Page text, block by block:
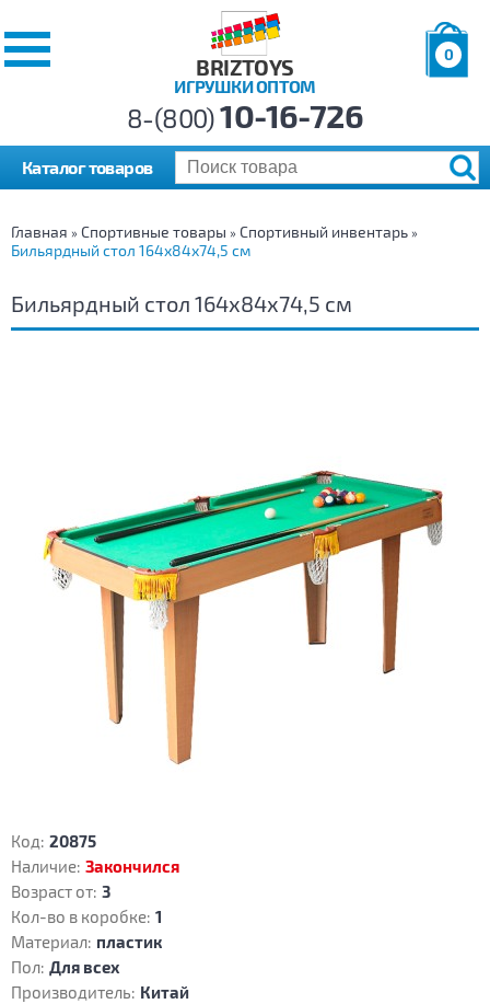
BRIZTOYS
ИГРУШКИ ОПТОМ
0
р.
8-(800)10-16-726
Каталог товаров
Главная » Спортивные товары » Спортивный инвентарь »
Бильярдный стол 164х84х74,5 см
Бильярдный стол 164х84х74,5 см
Код: 20875
Наличие: Закончился
Возраст от: 3
Кол-во в коробке: 1
Материал: пластик
Пол: Для всех
Производитель: Китай